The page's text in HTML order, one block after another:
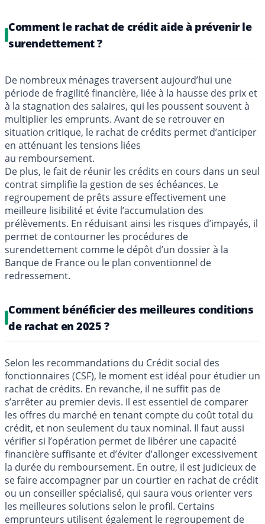
Comment le rachat de crédit aide à prévenir le
surendettement ?
De nombreux ménages traversent aujourd’hui une
période de fragilité financière, liée à la hausse des prix et
à la stagnation des salaires, qui les poussent souvent à
multiplier les emprunts. Avant de se retrouver en
situation critique, le rachat de crédits permet d’anticiper
en atténuant les tensions liées
au remboursement.
De plus, le fait de réunir les crédits en cours dans un seul
contrat simplifie la gestion de ses échéances. Le
regroupement de prêts assure effectivement une
meilleure lisibilité et évite l’accumulation des
prélèvements. En réduisant ainsi les risques d’impayés, il
permet de contourner les procédures de
surendettement comme le dépôt d’un dossier à la
Banque de France ou le plan conventionnel de
redressement.
Comment bénéficier des meilleures conditions
de rachat en 2025 ?
Selon les recommandations du Crédit social des
fonctionnaires (CSF), le moment est idéal pour étudier un
rachat de crédits. En revanche, il ne suffit pas de
s’arrêter au premier devis. Il est essentiel de comparer
les offres du marché en tenant compte du coût total du
crédit, et non seulement du taux nominal. Il faut aussi
vérifier si l’opération permet de libérer une capacité
financière suffisante et d’éviter d’allonger excessivement
la durée du remboursement. En outre, il est judicieux de
se faire accompagner par un courtier en rachat de crédit
ou un conseiller spécialisé, qui saura vous orienter vers
les meilleures solutions selon le profil. Certains
emprunteurs utilisent également le regroupement de